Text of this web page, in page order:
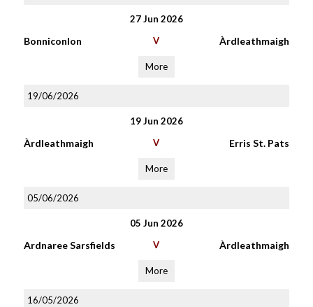
27 Jun 2026
Bonniconlon V Àrdleathmaigh
More
19/06/2026
19 Jun 2026
Àrdleathmaigh V Erris St. Pats
More
05/06/2026
05 Jun 2026
Ardnaree Sarsfields V Àrdleathmaigh
More
16/05/2026